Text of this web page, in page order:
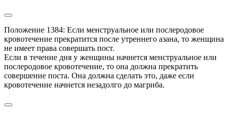
Положение 1384: Если менструальное или послеродовое
кровотечение прекратится после утреннего азана, то женщина
не имеет права совершать пост.
Если в течение дня у женщины начнется менструальное или
послеродовое кровотечение, то она должна прекратить
совершение поста. Она должна сделать это, даже если
кровотечение начнется незадолго до магриба.